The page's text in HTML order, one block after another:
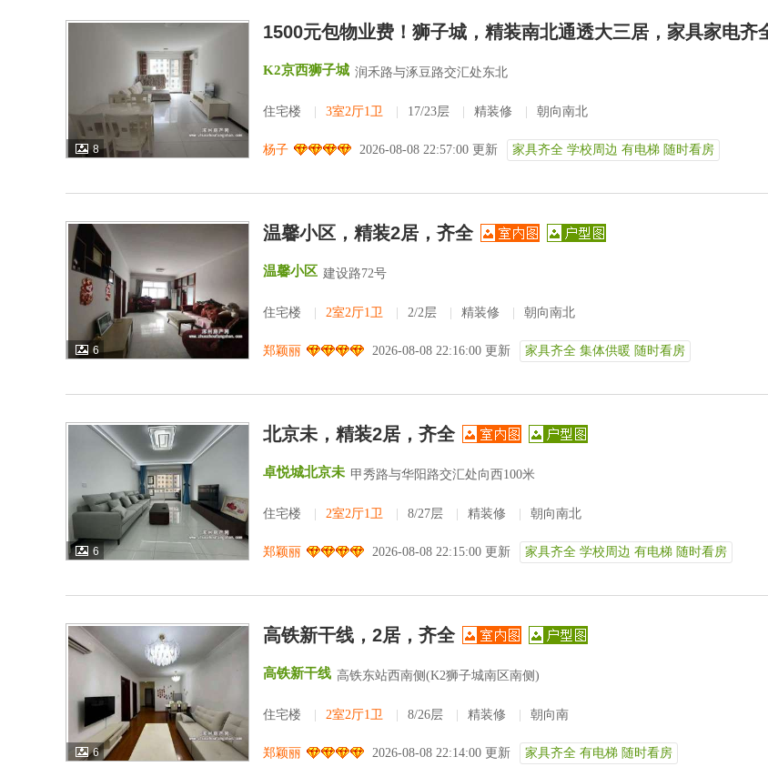
8
1500元包物业费！狮子城，精装南北通透大三居，家具家电齐
K2京西狮子城 润禾路与涿豆路交汇处东北
住宅楼 3室2厅1卫 17/23层 精装修 朝向南北
杨子 2026-08-08 22:57:00 更新 家具齐全 学校周边 有电梯 随时看房
6
温馨小区，精装2居，齐全
温馨小区 建设路72号
住宅楼 2室2厅1卫 2/2层 精装修 朝向南北
郑颖丽 2026-08-08 22:16:00 更新 家具齐全 集体供暖 随时看房
6
北京未，精装2居，齐全
卓悦城北京未 甲秀路与华阳路交汇处向西100米
住宅楼 2室2厅1卫 8/27层 精装修 朝向南北
郑颖丽 2026-08-08 22:15:00 更新 家具齐全 学校周边 有电梯 随时看房
6
高铁新干线，2居，齐全
高铁新干线 高铁东站西南侧(K2狮子城南区南侧)
住宅楼 2室2厅1卫 8/26层 精装修 朝向南
郑颖丽 2026-08-08 22:14:00 更新 家具齐全 有电梯 随时看房